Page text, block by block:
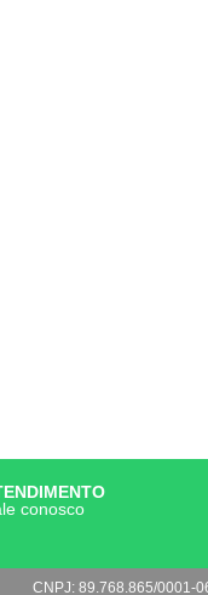
conosco
CNPJ: 89.768.865/0001-